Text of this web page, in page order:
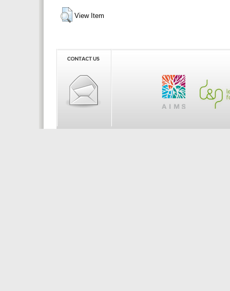
View Item